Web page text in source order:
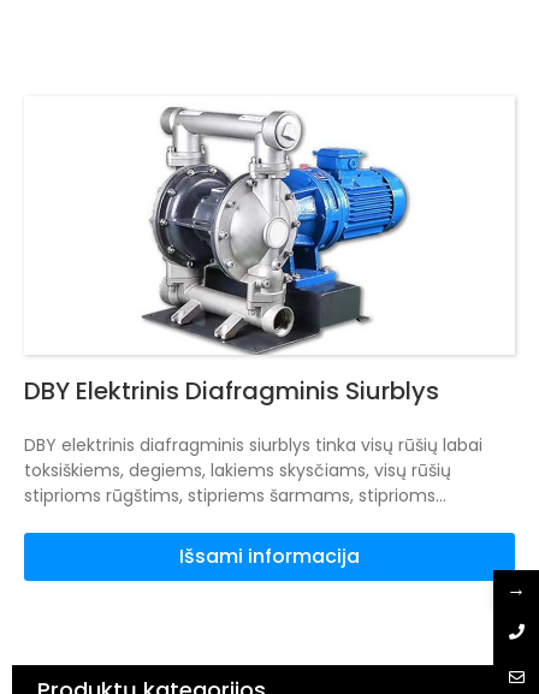
DBY Elektrinis Diafragminis Siurblys
DBY elektrinis diafragminis siurblys tinka visų rūšių labai
toksiškiems, degiems, lakiems skysčiams, visų rūšių
stiprioms rūgštims, stipriems šarmams, stiprioms
skersmens daleles, o pumpuojant purvą ir priemaišas
siurblys mažai dėvisi.
Nereikia drėkinimo, siurbimas iki 7 m,
purvo siurblių ir priemaišų siurblių privalumų.Nėra
Išsami informacija
→